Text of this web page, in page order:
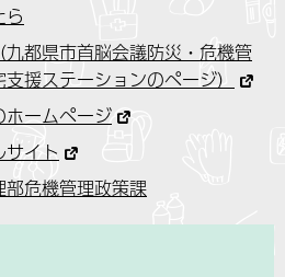
都県市首脳会議防災・危機管
援ステーションのページ）
ホームページ
イト
危機管理政策課